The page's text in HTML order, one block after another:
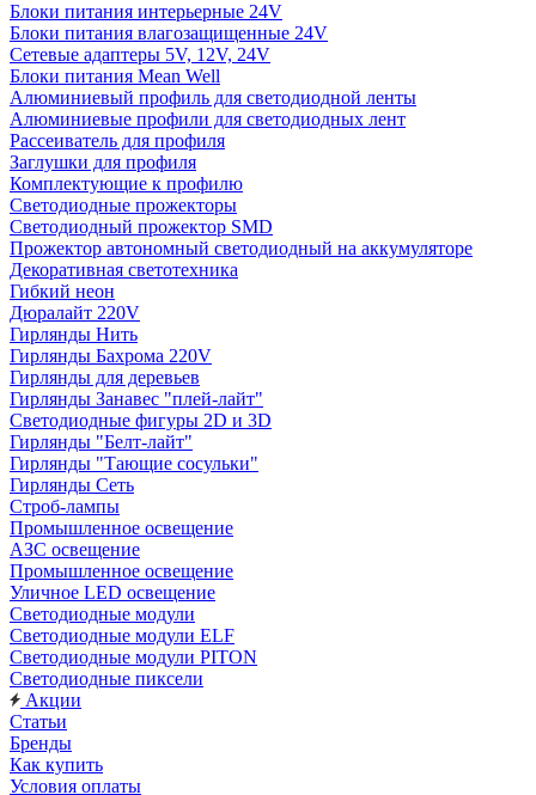
Блоки питания интерьерные 24V
Блоки питания влагозащищенные 24V
Сетевые адаптеры 5V, 12V, 24V
Блоки питания Mean Well
Алюминиевый профиль для светодиодной ленты
Алюминиевые профили для светодиодных лент
Рассеиватель для профиля
Заглушки для профиля
Комплектующие к профилю
Светодиодные прожекторы
Светодиодный прожектор SMD
Прожектор автономный светодиодный на аккумуляторе
Декоративная светотехника
Гибкий неон
Дюралайт 220V
Гирлянды Нить
Гирлянды Бахрома 220V
Гирлянды для деревьев
Гирлянды Занавес "плей-лайт"
Светодиодные фигуры 2D и 3D
Гирлянды "Белт-лайт"
Гирлянды "Тающие сосульки"
Гирлянды Сеть
Строб-лампы
Промышленное освещение
АЗС освещение
Промышленное освещение
Уличное LED освещение
Светодиодные модули
Светодиодные модули ELF
Светодиодные модули PITON
Светодиодные пиксели
Акции
Статьи
Бренды
Как купить
Условия оплаты